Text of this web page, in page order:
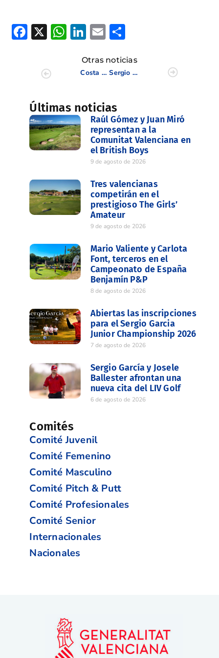
Facebook
X WhatsApp
LinkedIn
Email
Otras noticias
Costa Azahar se hace con el título en el Campeonato Interclubes Masculino de la CV
Sergio García roza la victoria en el Bridgestone Invitational
Últimas noticias
Raúl Gómez y Juan Miró
representan a la
Comunitat Valenciana en
el British Boys
9 de agosto de 2026
Tres valencianas
competirán en el
prestigioso The Girls’
Amateur
9 de agosto de 2026
Mario Valiente y Carlota
Font, terceros en el
Campeonato de España
Benjamín P&P
8 de agosto de 2026
Abiertas las inscripciones
para el Sergio Garcia
Junior Championship 2026
7 de agosto de 2026
Sergio García y Josele
Ballester afrontan una
nueva cita del LIV Golf
6 de agosto de 2026
Comités
Comité Juvenil
Comité Femenino
Comité Masculino
Comité Pitch & Putt
Comité Profesionales
Comité Senior
Internacionales
Nacionales